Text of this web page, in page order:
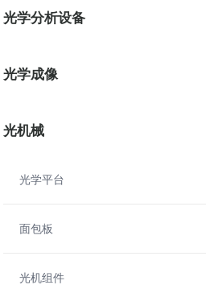
光学分析设备
光学成像
光机械
光学平台
面包板
光机组件